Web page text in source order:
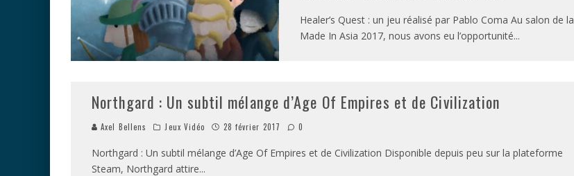
Healer’s Quest : un jeu réalisé par Pablo Coma Au salon de la
Made In Asia 2017, nous avons eu l’opportunité...
Northgard : Un subtil mélange d’Age Of Empires et de Civilization
Axel Bellens Jeux Vidéo 28 février 2017 0
Northgard : Un subtil mélange d’Age Of Empires et de Civilization Disponible depuis peu sur la plateforme
Steam, Northgard attire...